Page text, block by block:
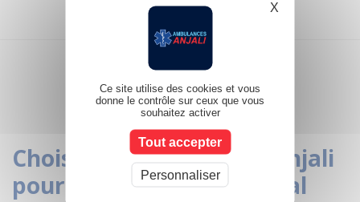
Choisir les ambulances Anjali
pour un transport médical
Ce site utilise des cookies et vous
donne le contrôle sur ceux que vous
souhaitez activer
Tout accepter
Personnaliser
X